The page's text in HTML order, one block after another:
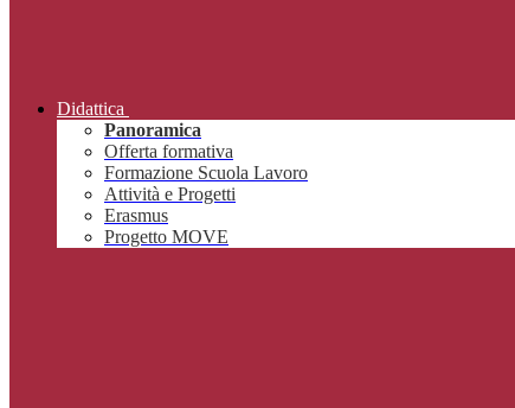
Didattica
Panoramica
Offerta formativa
Formazione Scuola Lavoro
Attività e Progetti
Erasmus
Progetto MOVE